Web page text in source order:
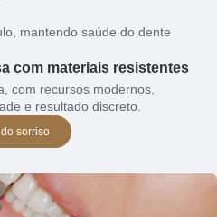
mantendo saúde do dente
com materiais resistentes
com recursos modernos,
e resultado discreto.
sorriso